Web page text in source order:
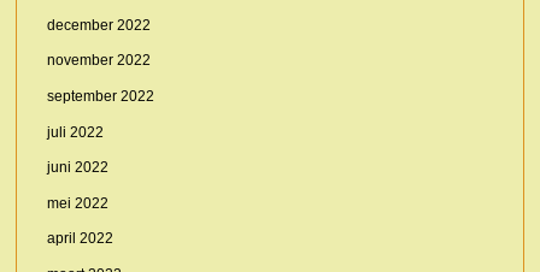
december 2022
november 2022
september 2022
juli 2022
juni 2022
mei 2022
april 2022